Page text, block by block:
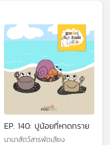
EP. 140: ปูน้อยที่หาดทราย
นานาสัตว์สารพัดเสียง